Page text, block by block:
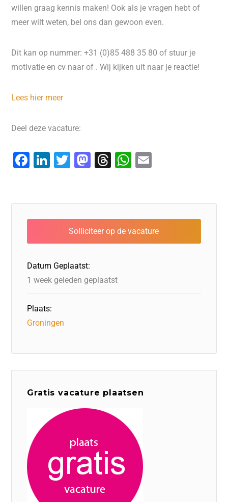
willen graag kennis maken! Ook als je vragen hebt of
meer wilt weten, bel ons dan gewoon even.
Dit kan op nummer: +31 (0)85 488 35 80 of stuur je
motivatie en cv naar of . Wij kijken uit naar je reactie!
Lees hier meer
Deel deze vacature:
F
e
b
o
o
k
Li
e
dI
n
T
er
M
o
d
o
T
a
d
s
W
s
A
p
l
Datum Geplaatst:
1 week geleden geplaatst
Plaats:
Groningen
Gratis vacature plaatsen